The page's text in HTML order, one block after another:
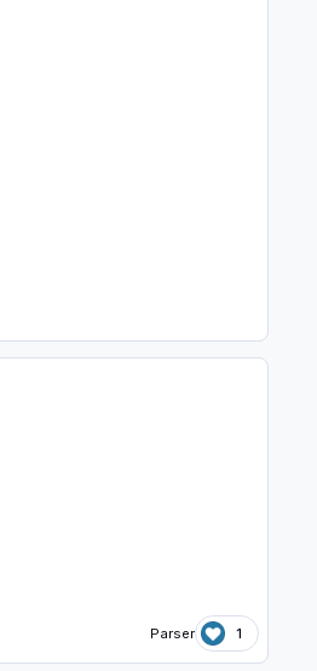
Parser 1